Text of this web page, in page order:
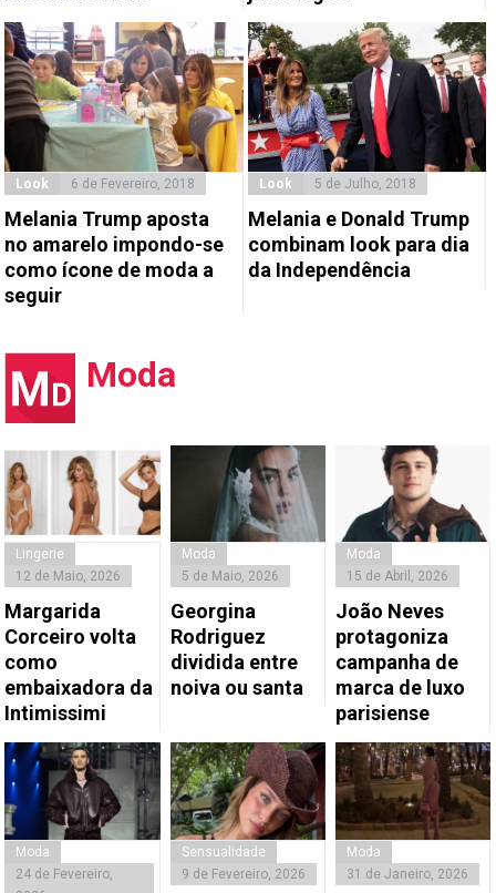
Look 6 de Fevereiro, 2018
Melania Trump aposta
no amarelo impondo-se
como ícone de moda a
seguir
Look 5 de Julho, 2018
Melania e Donald Trump
combinam look para dia
da Independência
Moda
Lingerie
12 de Maio, 2026
Margarida
Corceiro volta
como
embaixadora da
Intimissimi
Moda
5 de Maio, 2026
Georgina
Rodriguez
dividida entre
noiva ou santa
Moda
15 de Abril, 2026
João Neves
protagoniza
campanha de
marca de luxo
parisiense
Moda
24 de Fevereiro,
Sensualidade
9 de Fevereiro, 2026
Moda
31 de Janeiro, 2026